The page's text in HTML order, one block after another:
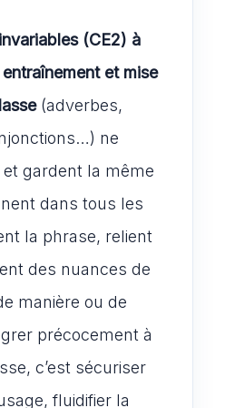
(CE2) à
et mise
(adverbes,
ne
et gardent la même
dans tous les
la phrase, relient
des nuances de
manière ou de
précocement à
c’est sécuriser
fluidifier la